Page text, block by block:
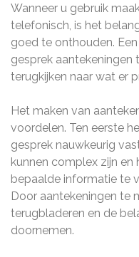
Wanneer u gebruik
telefonisch, is het
goed te onthouden.
gesprek aantekeningen
terugkijken naar wat er
Het maken van
voordelen. Ten eerste
gesprek nauwkeurig
kunnen complex zijn en
bepaalde informatie te
Door aantekeningen te
terugbladeren en de
doornemen.